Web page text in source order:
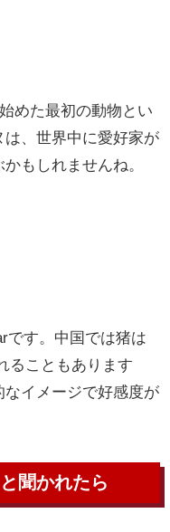
めた最初の動物とい
、世界中に愛好家が
もしれませんね。
です。中国では猪は
ることもあります
イメージで好感度が
聞かれたら